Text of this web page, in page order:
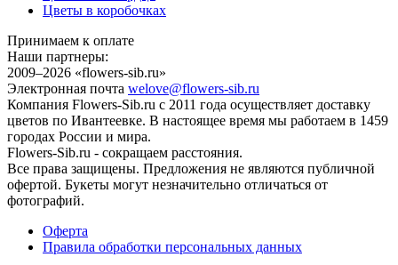
Цветы в коробочках
Принимаем к оплате
Наши партнеры:
2009–2026 «flowers-sib.ru»
Электронная почта welove@flowers-sib.ru
Компания Flowers-Sib.ru с 2011 года осуществляет доставку
цветов по Ивантеевке. В настоящее время мы работаем в 1459
городах России и мира.
Flowers-Sib.ru - сокращаем расстояния.
Все права защищены. Предложения не являются публичной
офертой. Букеты могут незначительно отличаться от
фотографий.
Оферта
Правила обработки персональных данных